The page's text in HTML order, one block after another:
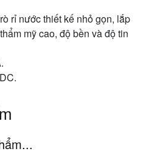
rỉ nước thiết kế nhỏ gọn, lắp
mỹ cao, độ bền và độ tin